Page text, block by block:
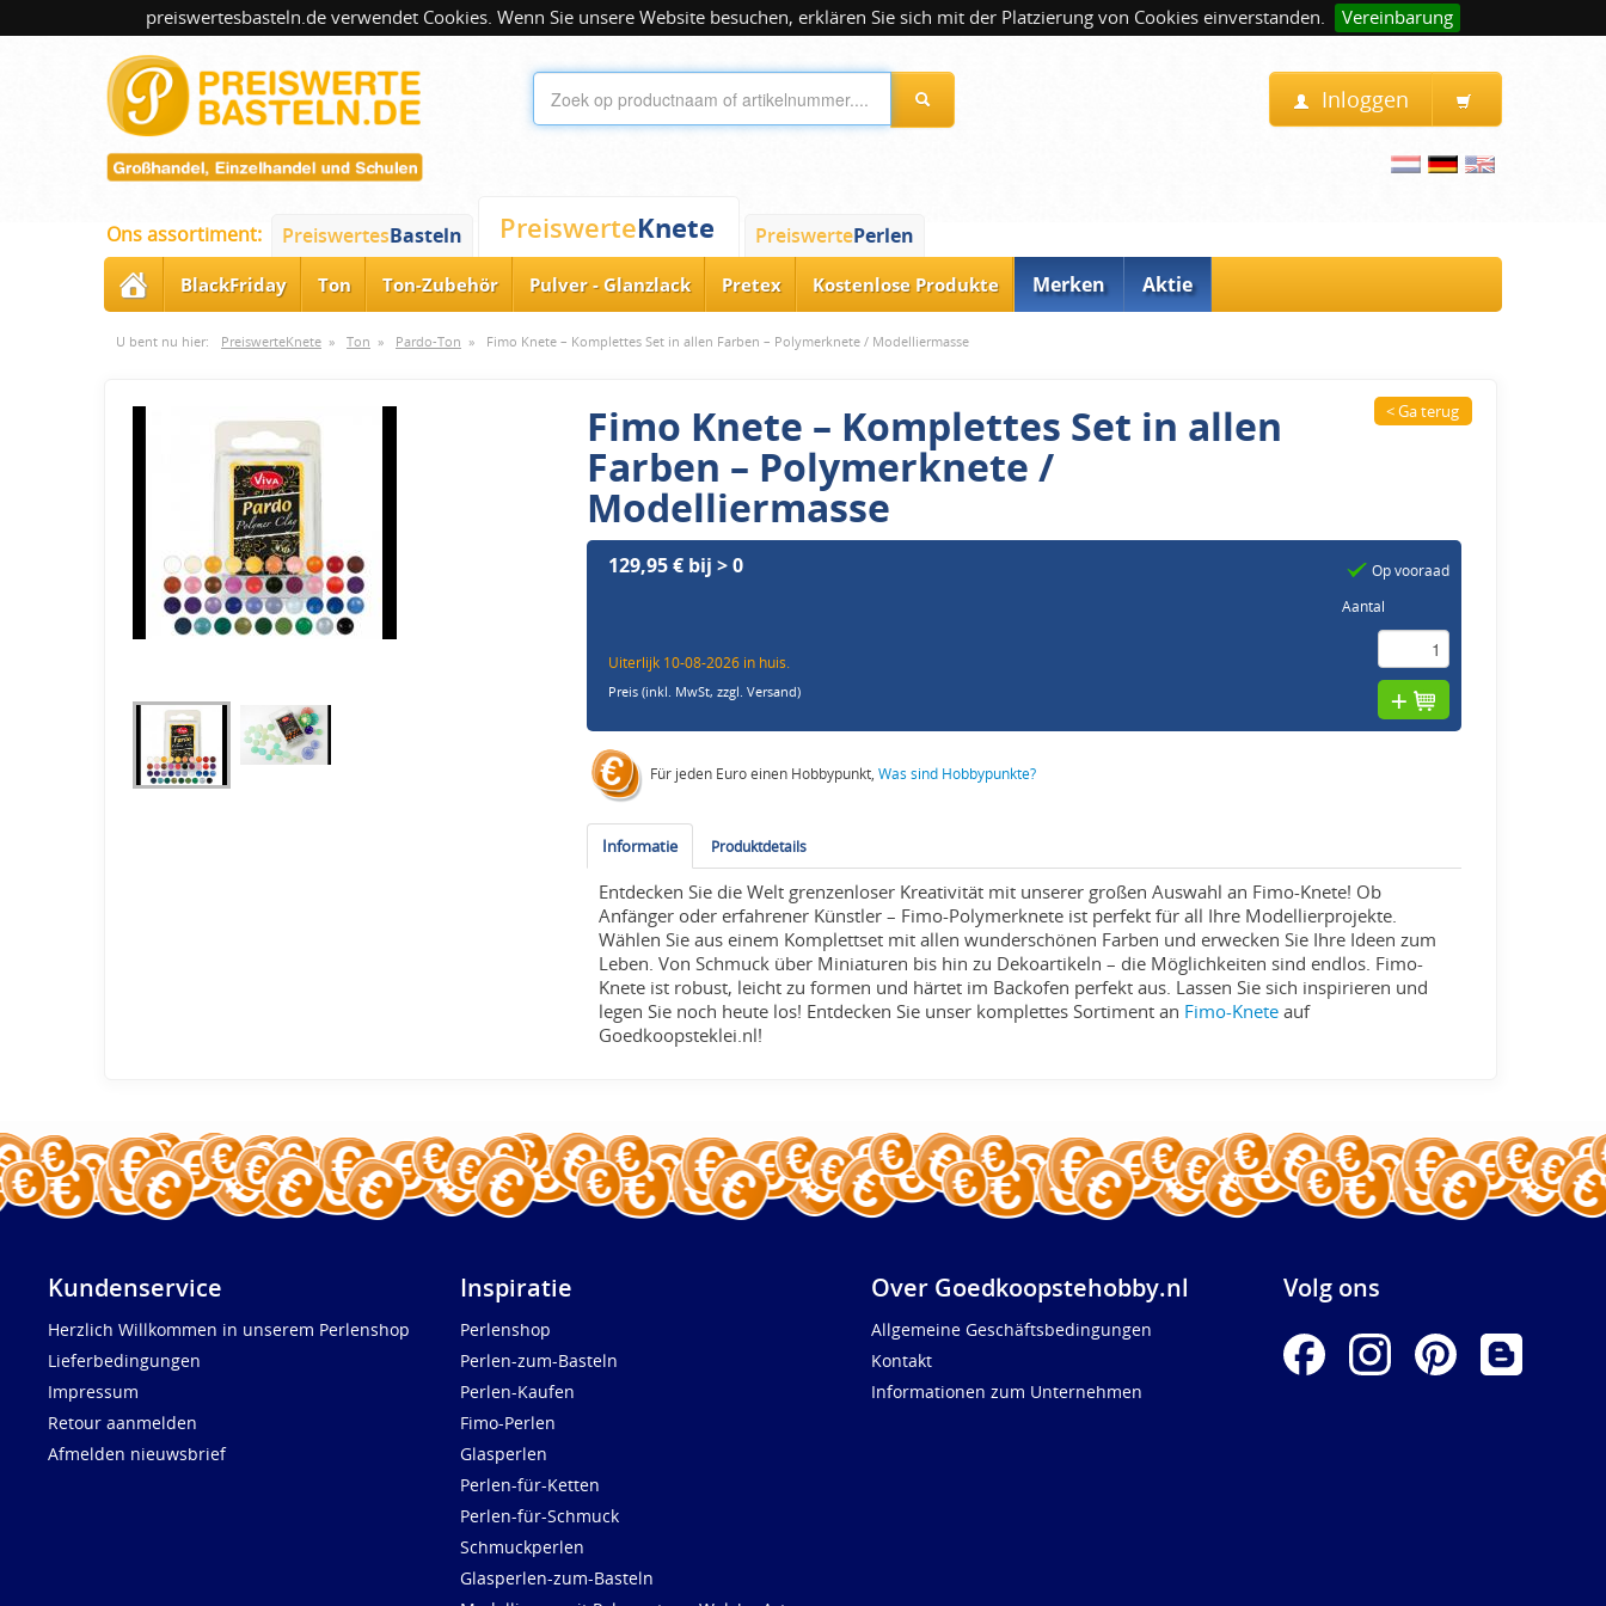
preiswertesbasteln.de verwendet Cookies. Wenn Sie unsere Website besuchen, erklären Sie sich mit der Platzierung von Cookies einverstanden. Vereinbarung
Inloggen
Ons assortiment: PreiswertesBasteln PreiswerteKnete PreiswertePerlen
BlackFriday Ton Ton-Zubehör Pulver - Glanzlack Pretex Kostenlose Produkte Merken Aktie
U bent nu hier: PreiswerteKnete » Ton » Pardo-Ton » Fimo Knete – Komplettes Set in allen Farben – Polymerknete / Modelliermasse
Fimo Knete – Komplettes Set in allen
Farben – Polymerknete /
Modelliermasse
< Ga terug
129,95 € bij > 0
Uiterlijk 10-08-2026 in huis.
Preis (inkl. MwSt,zzgl. Versand)
Op vooraad
Aantal
Für jeden Euro einen Hobbypunkt,Was sind Hobbypunkte?
Informatie Produktdetails
Entdecken Sie die Welt grenzenloser Kreativität mit unserer großen Auswahl an Fimo-Knete! Ob
Anfänger oder erfahrener Künstler – Fimo-Polymerknete ist perfekt für all Ihre Modellierprojekte.
Wählen Sie aus einem Komplettset mit allen wunderschönen Farben und erwecken Sie Ihre Ideen zum
Leben. Von Schmuck über Miniaturen bis hin zu Dekoartikeln – die Möglichkeiten sind endlos. Fimo-
Knete ist robust, leicht zu formen und härtet im Backofen perfekt aus. Lassen Sie sich inspirieren und
legen Sie noch heute los! Entdecken Sie unser komplettes Sortiment an Fimo-Knete auf
Goedkoopsteklei.nl!
Kundenservice
Herzlich Willkommen in unserem Perlenshop
Lieferbedingungen
Impressum
Retour aanmelden
Afmelden nieuwsbrief
Inspiratie
Perlenshop
Perlen-zum-Basteln
Perlen-Kaufen
Fimo-Perlen
Glasperlen
Perlen-für-Ketten
Perlen-für-Schmuck
Schmuckperlen
Glasperlen-zum-Basteln
Over Goedkoopstehobby.nl
Allgemeine Geschäftsbedingungen
Kontakt
Informationen zum Unternehmen
Volg ons